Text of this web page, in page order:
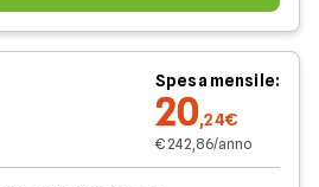
Spesa mensile:
20,24€
€ 242,86/anno